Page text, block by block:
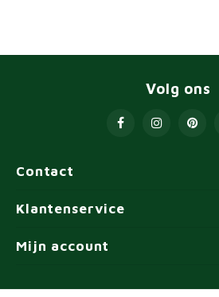
Contact
Volg ons
Klantenservice
Mijn account